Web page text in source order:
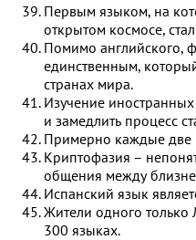
Первым языком, на
открытом космосе,
Помимо английского,
единственным,
странах мира.
Изучение
и замедлить процесс
Примерно каждые две
Криптофазия –
общения между
Испанский язык
Жители одного только
300 языках.